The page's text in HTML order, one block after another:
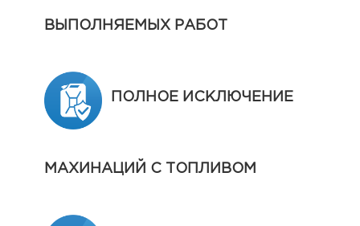
ВЫПОЛНЯЕМЫХ РАБОТ
ПОЛНОЕ ИСКЛЮЧЕНИЕ
МАХИНАЦИЙ С ТОПЛИВОМ